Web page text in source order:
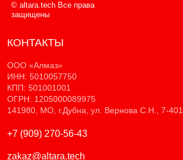
© altara.tech Все права
защищены
КОНТАКТЫ
ООО «Алмаз»
ИНН: 5010057750
КПП: 501001001
ОГРН: 1205000089975
141980, МО, г.Дубна, ул. Вернова С.Н., 7-401
+7 (909) 270-56-43
zakaz@altara.tech